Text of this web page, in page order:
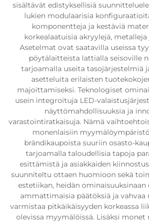
sisältävät edistyksellisiä
lukien modulaarisia
komponentteja ja kestäviä
korkealaatuisia akryylejä,
Asetelmat ovat saatavilla useissa
pöytälaitteista lattialla seisoville
tarjoamalla useita tasojärjestelmiä
asetteluita erilaisten
majoittamiseksi. Teknologiset
usein integroituja LED-
näyttömahdollisuuksia ja
varastointiratkaisuja. Nämä
monenlaisiin
brändikaupoista suuriin osasto-
tarjoamalla taloudellisia tapoja
esittämistä ja asiakkaiden
suunniteltu ottaen huomioon sekä
estetiikan, heidän ominaisuuksinaan
ammattimaisia päätöksiä ja vahvaa
varmistaa pitkäikäisyyden korkeassa
olevissa myymälöissä. Lisäksi